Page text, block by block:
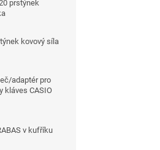
prstýnek
kovový síla
adaptér pro
kláves CASIO
v kufříku